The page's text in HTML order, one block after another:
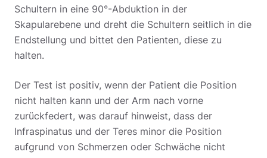
Schultern in eine 90°-Abduktion in der
Skapularebene und dreht die Schultern seitlich in die
Endstellung und bittet den Patienten, diese zu
halten.
Der Test ist positiv, wenn der Patient die Position
nicht halten kann und der Arm nach vorne
zurückfedert, was darauf hinweist, dass der
Infraspinatus und der Teres minor die Position
aufgrund von Schmerzen oder Schwäche nicht